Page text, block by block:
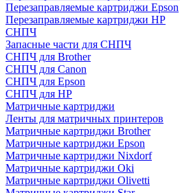
Перезаправляемые картриджи Epson
Перезаправляемые картриджи HP
СНПЧ
Запасные части для СНПЧ
СНПЧ для Brother
СНПЧ для Canon
СНПЧ для Epson
СНПЧ для HP
Матричные картриджи
Ленты для матричных принтеров
Матричные картриджи Brother
Матричные картриджи Epson
Матричные картриджи Nixdorf
Матричные картриджи Oki
Матричные картриджи Olivetti